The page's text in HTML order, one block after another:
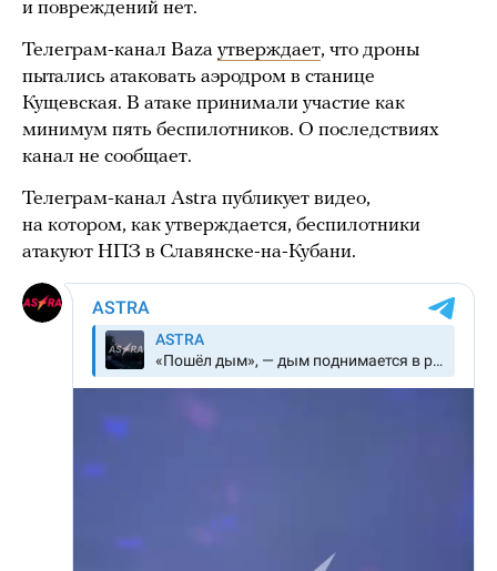
и повреждений нет.
Телеграм-канал Baza утверждает, что дроны
пытались атаковать аэродром в станице
Кущевская. В атаке принимали участие как
минимум пять беспилотников. О последствиях
канал не сообщает.
Телеграм-канал Astra публикует видео,
на котором, как утверждается, беспилотники
атакуют НПЗ в Славянске-на-Кубани.